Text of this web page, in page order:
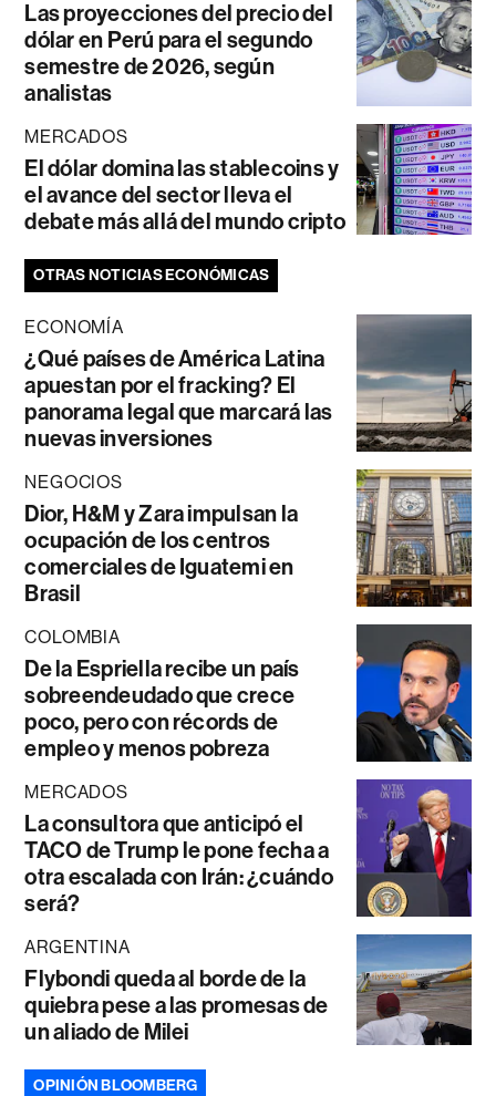
Las proyecciones del precio del
dólar en Perú para el segundo
semestre de 2026, según
analistas
MERCADOS
El dólar domina las stablecoins y
el avance del sector lleva el
debate más allá del mundo cripto
OTRAS NOTICIAS ECONÓMICAS
ECONOMÍA
¿Qué países de América Latina
apuestan por el fracking? El
panorama legal que marcará las
nuevas inversiones
NEGOCIOS
Dior, H&M y Zara impulsan la
ocupación de los centros
comerciales de Iguatemi en
Brasil
COLOMBIA
De la Espriella recibe un país
sobreendeudado que crece
poco, pero con récords de
empleo y menos pobreza
MERCADOS
La consultora que anticipó el
TACO de Trump le pone fecha a
otra escalada con Irán: ¿cuándo
será?
ARGENTINA
Flybondi queda al borde de la
quiebra pese a las promesas de
un aliado de Milei
OPINIÓN BLOOMBERG